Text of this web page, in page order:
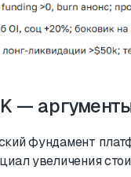
—
фундамент
увеличения